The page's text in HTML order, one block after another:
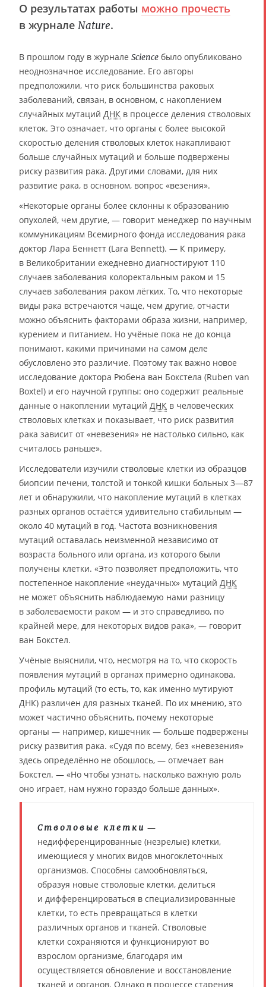
О результатах работы можно прочесть
в журнале Nature.
В прошлом году в журнале Science было опубликовано
неоднозначное исследование. Его авторы
предположили, что риск большинства раковых
заболеваний, связан, в основном, с накоплением
случайных мутаций ДНК в процессе деления стволовых
клеток. Это означает, что органы с более высокой
скоростью деления стволовых клеток накапливают
больше случайных мутаций и больше подвержены
риску развития рака. Другими словами, для них
развитие рака, в основном, вопрос «везения».
«Некоторые органы более склонны к образованию
опухолей, чем другие, — говорит менеджер по научным
коммуникациям Всемирного фонда исследования рака
доктор Лара Беннетт (Lara Bennett). — К примеру,
в Великобритании ежедневно диагностируют 110
случаев заболевания колоректальным раком и 15
случаев заболевания раком лёгких. То, что некоторые
виды рака встречаются чаще, чем другие, отчасти
можно объяснить факторами образа жизни, например,
курением и питанием. Но учёные пока не до конца
понимают, какими причинами на самом деле
обусловлено это различие. Поэтому так важно новое
исследование доктора Рюбена ван Бокстела (Ruben van
Boxtel) и его научной группы: оно содержит реальные
данные о накоплении мутаций ДНК в человеческих
стволовых клетках и показывает, что риск развития
рака зависит от «невезения» не настолько сильно, как
считалось раньше».
Исследователи изучили стволовые клетки из образцов
биопсии печени, толстой и тонкой кишки больных 3—87
лет и обнаружили, что накопление мутаций в клетках
разных органов остаётся удивительно стабильным —
около 40 мутаций в год. Частота возникновения
мутаций оставалась неизменной независимо от
возраста больного или органа, из которого были
получены клетки. «Это позволяет предположить, что
постепенное накопление «неудачных» мутаций ДНК
не может объяснить наблюдаемую нами разницу
в заболеваемости раком — и это справедливо, по
крайней мере, для некоторых видов рака», — говорит
ван Бокстел.
Учёные выяснили, что, несмотря на то, что скорость
появления мутаций в органах примерно одинакова,
профиль мутаций (то есть, то, как именно мутируют
ДНК) различен для разных тканей. По их мнению, это
может частично объяснить, почему некоторые
органы — например, кишечник — больше подвержены
риску развития рака. «Судя по всему, без «невезения»
здесь определённо не обошлось, — отмечает ван
Бокстел. — «Но чтобы узнать, насколько важную роль
оно играет, нам нужно гораздо больше данных».
Стволовые клетки —
недифференцированные (незрелые) клетки,
имеющиеся у многих видов многоклеточных
организмов. Способны самообновляться,
образуя новые стволовые клетки, делиться
и дифференцироваться в специализированные
клетки, то есть превращаться в клетки
различных органов и тканей. Стволовые
клетки сохраняются и функционируют во
взрослом организме, благодаря им
осуществляется обновление и восстановление
тканей и органов. Однако в процессе старения